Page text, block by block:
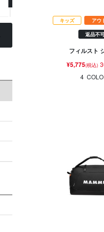
キッズ アウ
返品不
フィルスト
¥5,775(税込)
4